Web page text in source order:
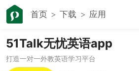
首页 下载 应用
51Talk无忧英语app
打造一对一外教英语学习平台